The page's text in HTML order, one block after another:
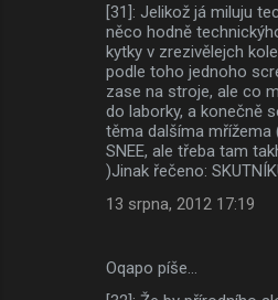
[31]: Jelikož já miluju
něco hodně
kytky v zrezivělejch
podle toho jednoho
zase na stroje, ale co
do laborky, a konečně
těma dalšíma mřížema
SNEE, ale třeba tam
)Jinak řečeno:
13 srpna, 2012 17:19
Oqapo píše…